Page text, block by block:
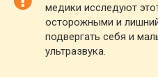
медики исследуют
осторожными и
подвергать себя и
ультразвука.